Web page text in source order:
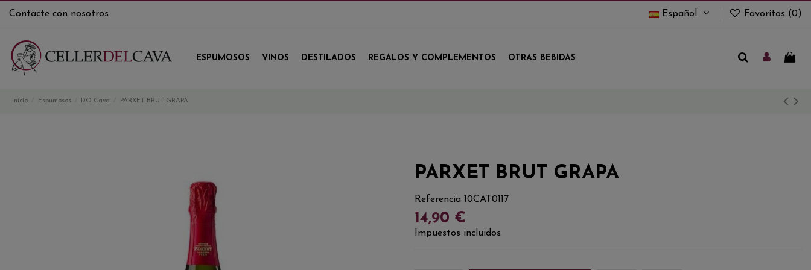
Contacte con nosotros Español Favoritos (0)
ESPUMOSOS VINOS DESTILADOS REGALOS Y COMPLEMENTOS OTRAS BEBIDAS
Inicio Espumosos DO Cava PARXET BRUT GRAPA
PARXET BRUT GRAPA
Referencia 10CAT0117
14,90 €
Impuestos incluidos